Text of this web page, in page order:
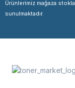
Ürünlerimiz mağaza
sunulmaktadır.